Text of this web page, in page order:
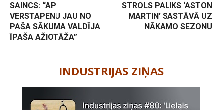
SAINCS: “AP
VERSTAPENU JAU NO
PAŠA SĀKUMA VALDĪJA
ĪPAŠA AŽIOTĀŽA”
STROLS PALIKS ‘ASTON
MARTIN’ SASTĀVĀ UZ
NĀKAMO SEZONU
INDUSTRIJAS ZIŅAS